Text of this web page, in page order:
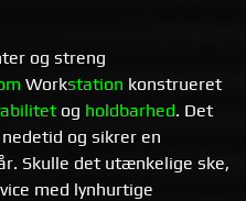
og streng
Workstation konstrueret
og holdbarhed. Det
og sikrer en
Skulle det utænkelige ske,
med lynhurtige